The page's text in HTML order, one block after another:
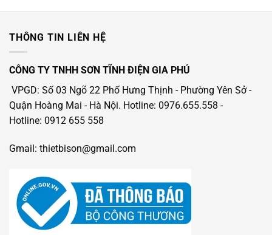
THÔNG TIN LIÊN HỆ
CÔNG TY TNHH SƠN TĨNH ĐIỆN GIA PHÚ
VPGD: Số 03 Ngõ 22 Phố Hưng Thịnh - Phường Yên Sở -
Quận Hoàng Mai - Hà Nội. Hotline: 0976.655.558 -
Hotline: 0912 655 558
Gmail: thietbison@gmail.com